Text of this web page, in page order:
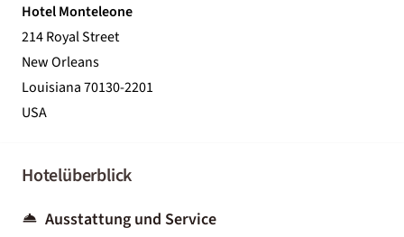
Hotel Monteleone
214 Royal Street
New Orleans
Louisiana 70130-2201
USA
Hotelüberblick
Ausstattung und Service